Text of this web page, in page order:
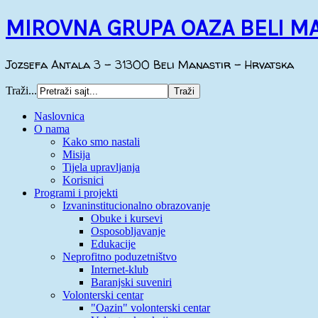
MIROVNA GRUPA OAZA BELI
Jozsefa Antala 3 - 31300 Beli Manastir - Hrvatska
Traži...
Naslovnica
O nama
Kako smo nastali
Misija
Tijela upravljanja
Korisnici
Programi i projekti
Izvaninstitucionalno obrazovanje
Obuke i kursevi
Osposobljavanje
Edukacije
Neprofitno poduzetništvo
Internet-klub
Baranjski suveniri
Volonterski centar
"Oazin" volonterski centar